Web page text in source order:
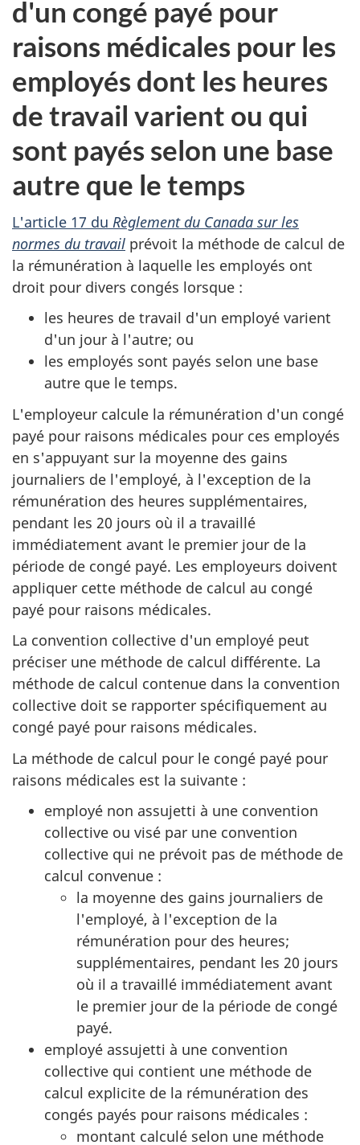
d'un congé payé pour
raisons médicales pour les
employés dont les heures
de travail varient ou qui
sont payés selon une base
autre que le temps
L'article 17 du Règlement du Canada sur les
normes du travail prévoit la méthode de calcul de
la rémunération à laquelle les employés ont
droit pour divers congés lorsque :
les heures de travail d'un employé varient
d'un jour à l'autre; ou
les employés sont payés selon une base
autre que le temps.
L'employeur calcule la rémunération d'un congé
payé pour raisons médicales pour ces employés
en s'appuyant sur la moyenne des gains
journaliers de l'employé, à l'exception de la
rémunération des heures supplémentaires,
pendant les 20 jours où il a travaillé
immédiatement avant le premier jour de la
période de congé payé. Les employeurs doivent
appliquer cette méthode de calcul au congé
payé pour raisons médicales.
La convention collective d'un employé peut
préciser une méthode de calcul différente. La
méthode de calcul contenue dans la convention
collective doit se rapporter spécifiquement au
congé payé pour raisons médicales.
La méthode de calcul pour le congé payé pour
raisons médicales est la suivante :
employé non assujetti à une convention
collective ou visé par une convention
collective qui ne prévoit pas de méthode de
calcul convenue :
la moyenne des gains journaliers de
l'employé, à l'exception de la
rémunération pour des heures;
supplémentaires, pendant les 20 jours
où il a travaillé immédiatement avant
le premier jour de la période de congé
payé.
employé assujetti à une convention
collective qui contient une méthode de
calcul explicite de la rémunération des
congés payés pour raisons médicales :
montant calculé selon une méthode